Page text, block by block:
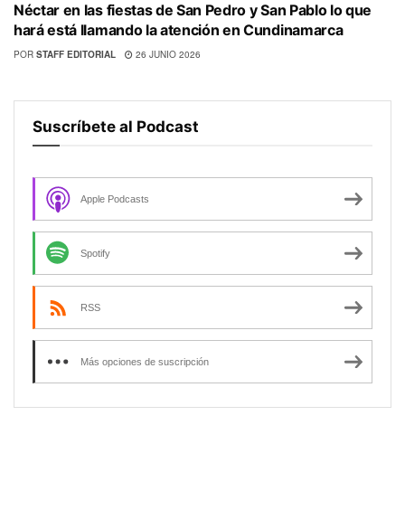
Néctar en las fiestas de San Pedro y San Pablo lo que
hará está llamando la atención en Cundinamarca
POR STAFF EDITORIAL 26 JUNIO 2026
Suscríbete al Podcast
Apple Podcasts
Spotify
RSS
Más opciones de suscripción